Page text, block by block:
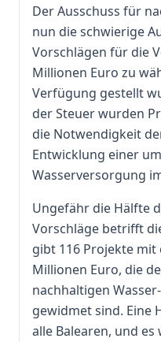
Der Ausschuss für
nun die schwierige
Vorschlägen für die
Millionen Euro zu
Verfügung gestellt
der Steuer wurden
die Notwendigkeit
Entwicklung einer
Wasserversorgung
Ungefähr die Hälfte
Vorschläge betrifft
gibt 116 Projekte mit
Millionen Euro, die
nachhaltigen
gewidmet sind. Eine
alle Balearen, und es